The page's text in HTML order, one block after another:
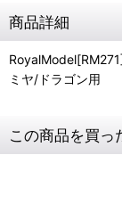
商品詳細
ミヤ/ドラゴン用
この商品を買っ